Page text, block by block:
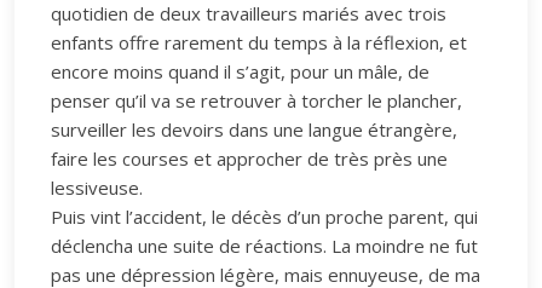
quotidien de deux travailleurs mariés avec trois
enfants offre rarement du temps à la réflexion, et
encore moins quand il s’agit, pour un mâle, de
penser qu’il va se retrouver à torcher le plancher,
surveiller les devoirs dans une langue étrangère,
faire les courses et approcher de très près une
lessiveuse.
Puis vint l’accident, le décès d’un proche parent, qui
déclencha une suite de réactions. La moindre ne fut
pas une dépression légère, mais ennuyeuse, de ma